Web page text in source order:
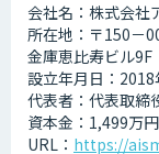
会社名：株式会社
所在地：〒150－
金庫恵比寿ビル9F
設立年月日：2018
代表者：代表取締
資本金：1,499万円
URL： https://